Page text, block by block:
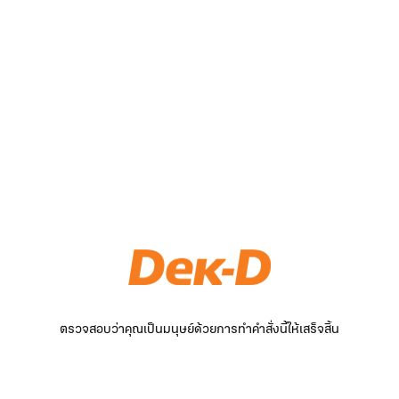
ตรวจสอบว่าคุณเป็นมนุษย์ด้วยการทำคำสั่งนี้ให้เสร็จสิ้น